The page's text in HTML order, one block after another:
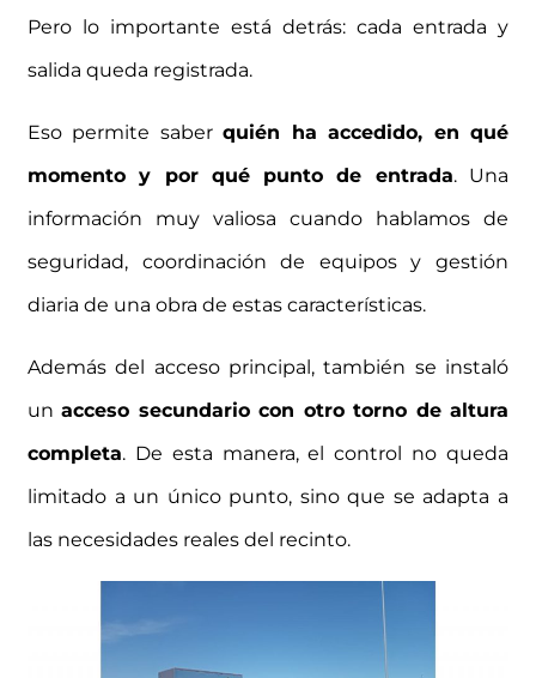
Pero lo importante está detrás: cada entrada y
salida queda registrada.
Eso permite saberquién ha accedido, en qué
momento y por qué punto de entrada. Una
información muy valiosa cuando hablamos de
seguridad, coordinación de equipos y gestión
diaria de una obra de estas características.
Además del acceso principal, también se instaló
unacceso secundario con otro torno de altura
completa. De esta manera, el control no queda
limitado a un único punto, sino que se adapta a
las necesidades reales del recinto.